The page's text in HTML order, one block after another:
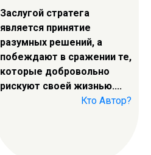
Заслугой стратега
является принятие
разумных решений, а
побеждают в сражении те,
которые добровольно
рискуют своей жизнью....
Кто Автор?